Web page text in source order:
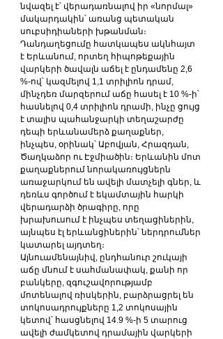
նվազել է՝ վերադառնալով իր «նորմալ»
մակարդակին՝ առանց պետական
սուբսիդիաների խթանման։
Դանդաղեցումը հատկապես ակնհայտ
է Երևանում, որտեղ հիպոթեքային
վարկերի ծավալն աճել է ընդամենը 2,6
%-ով՝ կազմելով 1,1 տրիլիոն դրամ,
մինչդեռ մարզերում աճը հասել է 10 %-ի՝
հասնելով 0,4 տրիլիոն դրամի, ինչը ցույց
է տալիս պահանջարկի տեղաշարժը
դեպի երևանամերձ քաղաքներ,
ինչպես, օրինակ՝ Աբովյան, Հրազդան,
Ծաղկաձոր ու Էջմիածին։ Երևանին մոտ
քաղաքներում նորակառույցներն
առաջարկում են ավելի մատչելի գներ, և
դեռևս գործում է եկամտային հարկի
վերադարձի ծրագիրը, որը
խրախուսում է ինչպես տեղացիներին,
այնպես էլ երևանցիներին՝ ներդրումներ
կատարել այդտեղ։
Այնուամենայնիվ, ընդհանուր շուկայի
աճը մնում է սահմանափակ, քանի որ
բանկերը, զգուշավորությամբ
մոտենալով ռիսկերին, բարձրացրել են
տոկոսադրույքները 1,2 տոկոսային
կետով՝ հասցնելով 14.9 %-ի 5 տարուց
ավելի ժամկետով դրամային վարկերի